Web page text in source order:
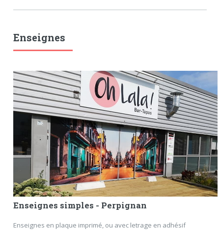
Enseignes
Enseignes simples - Perpignan
Enseignes en plaque imprimé, ou avec letrage en adhésif